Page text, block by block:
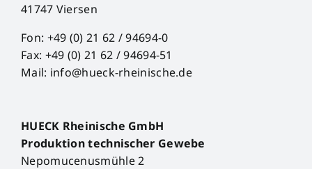
41747 Viersen
Fon: +49 (0) 21 62 / 94694-0
Fax: +49 (0) 21 62 / 94694-51
Mail: info@hueck-rheinische.de
HUECK Rheinische GmbH
Produktion technischer Gewebe
Nepomucenusmühle 2